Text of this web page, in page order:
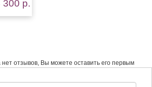
300 р.
нет отзывов, Вы можете оставить его первым